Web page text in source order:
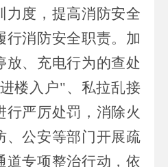
力度，提高消防安全
行消防安全职责。加
放、充电行为的查处
进楼入户"、私拉乱接
行严厉处罚，消除火
、公安等部门开展疏
道专项整治行动，依